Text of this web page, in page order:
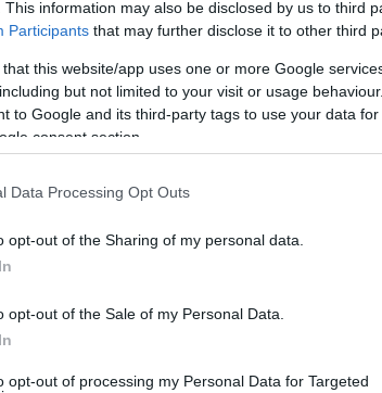
This information may also be disclosed by us to third
Participants that may further disclose it to other third
that this website/app uses one or more Google
but not limited to your visit or usage
to Google and its third-party tags to use your data
consent section.
Data Processing Opt Outs
opt-out of the Sharing of my personal data.
opt-out of the Sale of my Personal Data.
opt-out of processing my Personal Data for Targeted
a szobrokat
szobrát ledöntötték, az ellene is harcoló
felavatták Ukrajnában. A szobordöntések
Ukrajnában. Eltüntetik az egykori szovjet